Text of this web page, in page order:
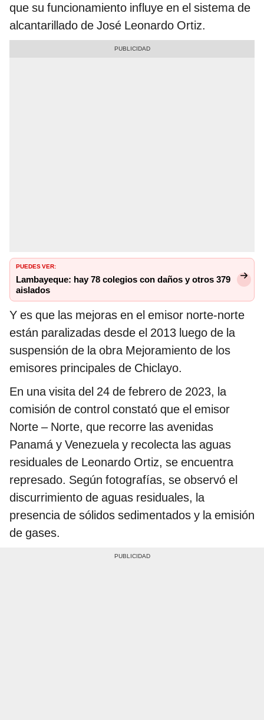
que su funcionamiento influye en el sistema de
alcantarillado de José Leonardo Ortiz.
PUEDES VER:
Lambayeque: hay 78 colegios con daños y otros 379
aislados
Y es que las mejoras en el emisor norte-norte
están paralizadas desde el 2013 luego de la
suspensión de la obra Mejoramiento de los
emisores principales de Chiclayo.
En una visita del 24 de febrero de 2023, la
comisión de control constató que el emisor
Norte – Norte, que recorre las avenidas
Panamá y Venezuela y recolecta las aguas
residuales de Leonardo Ortiz, se encuentra
represado. Según fotografías, se observó el
discurrimiento de aguas residuales, la
presencia de sólidos sedimentados y la emisión
de gases.